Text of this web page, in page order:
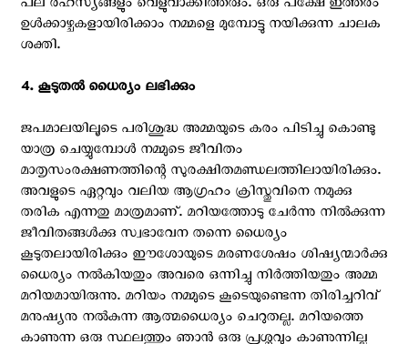
പല രഹസ്യങ്ങളും വെളുവാക്കിത്തരും. ഒരു പക്ഷേ ഇത്തരം
ഉൾക്കാഴ്ചകളായിരിക്കാം നമ്മളെ മുമ്പോട്ടു നയിക്കുന്ന ചാലക
ശക്തി.
4. കൂടുതൽ ധൈര്യം ലഭിക്കും ‍
ജപമാലയിലൂടെ പരിശുദ്ധ അമ്മയുടെ കരം പിടിച്ചു കൊണ്ടു
യാത്ര ചെയ്യുമ്പോൾ നമ്മുടെ ജീവിതം
മാതൃസംരക്ഷണത്തിന്റെ സുരക്ഷിതമണ്ഡലത്തിലായിരിക്കും.
അവളുടെ ഏറ്റവും വലിയ ആഗ്രഹം ക്രിസ്തുവിനെ നമുക്കു
തരിക എന്നതു മാത്രമാണ്. മറിയത്തോടു ചേർന്നു നിൽക്കുന്ന
ജീവിതങ്ങൾക്കു സ്വഭാവേന തന്നെ ധൈര്യം
കൂടുതലായിരിക്കും ഈശോയുടെ മരണശേഷം ശിഷ്യന്മാർക്കു
ധൈര്യം നൽകിയതും അവരെ ഒന്നിച്ചു നിർത്തിയതും അമ്മ
മറിയമായിരുന്നു. മറിയം നമ്മുടെ കൂടെയുണ്ടെന്ന തിരിച്ചറിവ്
മനുഷ്യനു നൽകുന്ന ആത്മധൈര്യം ചെറുതല്ല. മറിയത്തെ